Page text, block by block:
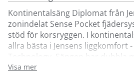
Kontinentalsäng Diplomat från
zonindelat Sense Pocket
stöd för korsryggen. I
allra bästa i Jensens liggkomfort
Technology. Sängen har dubbla
till tre individuella Jensen Pocket
Visa mer